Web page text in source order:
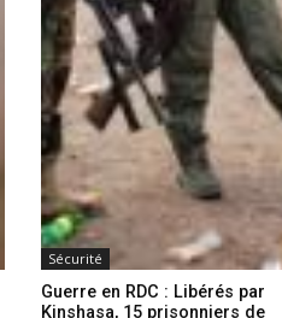
Sécurité
Guerre en RDC : Libérés par
Kinshasa, 15 prisonniers de